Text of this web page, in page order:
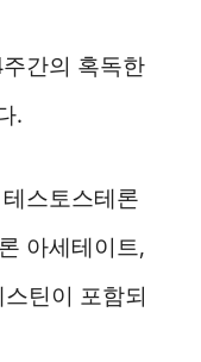
간의 혹독한
.
스토스테론
아세테이트,
틴이 포함되